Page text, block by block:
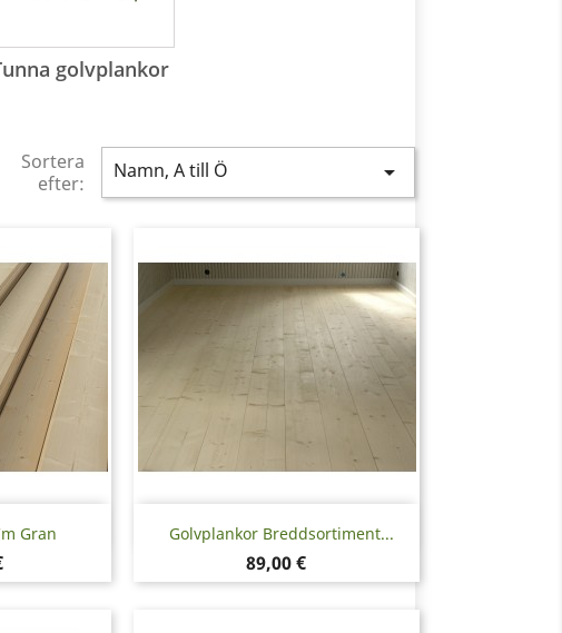
golvplankor
Sortera
efter:
Namn, A till Ö 
Gran Golvplankor Breddsortiment...
Pris
89,00 €
Snabbvy